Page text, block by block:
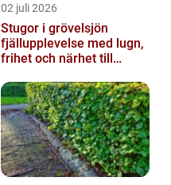
02 juli 2026
Stugor i grövelsjön
fjällupplevelse med lugn,
frihet och närhet till